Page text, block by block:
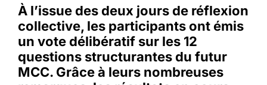
La revue Responsables
À l’issue des deux jours de réflexion
collective, les participants ont émis
un vote délibératif sur les 12
questions structurantes du futur
MCC. Grâce à leurs nombreuses